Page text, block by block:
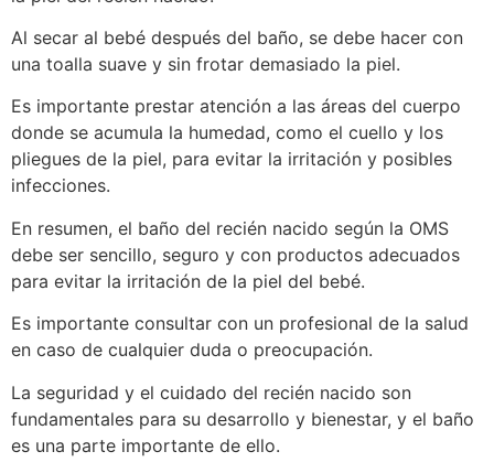
Al secar al bebé después del baño, se debe hacer con
una toalla suave y sin frotar demasiado la piel.
Es importante prestar atención a las áreas del cuerpo
donde se acumula la humedad, como el cuello y los
pliegues de la piel, para evitar la irritación y posibles
infecciones.
En resumen, el baño del recién nacido según la OMS
debe ser sencillo, seguro y con productos adecuados
para evitar la irritación de la piel del bebé.
Es importante consultar con un profesional de la salud
en caso de cualquier duda o preocupación.
La seguridad y el cuidado del recién nacido son
fundamentales para su desarrollo y bienestar, y el baño
es una parte importante de ello.